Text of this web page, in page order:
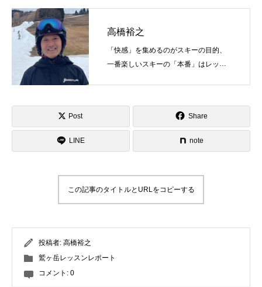
高橋裕之
「快感」を集めるのがスキーの目的、
一番楽しいスキーの「本番」はレッス
Post Share
LINE note
この記事のタイトルとURLをコピーする
投稿者: 高橋裕之
鷲ヶ岳レッスンレポート
コメント: 0